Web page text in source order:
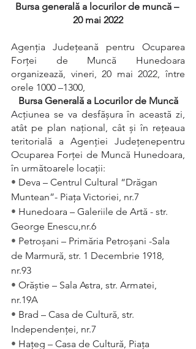
Bursa generală a locurilor de muncă –
20 mai 2022
Agenţia Judeţeană pentru Ocuparea
Forţei de Muncă Hunedoara
organizează, vineri, 20 mai 2022, între
orele 1000 –1300,
Bursa Generală a Locurilor de Muncă
Acţiunea se va desfăşura în această zi,
atât pe plan naţional, cât şi în reţeaua
teritorială a Agenţiei Judeţenepentru
Ocuparea Forţei de Muncă Hunedoara,
în următoarele locații:
• Deva – Centrul Cultural “Drăgan
Muntean”- Piaţa Victoriei, nr.7
• Hunedoara – Galeriile de Artă - str.
George Enescu,nr.6
• Petroşani – Primăria Petroşani -Sala
de Marmură, str. 1 Decembrie 1918,
nr.93
• Orăştie – Sala Astra, str. Armatei,
nr.19A
• Brad – Casa de Cultură, str.
Independenţei, nr.7
• Haţeg – Casa de Cultură, Piaţa